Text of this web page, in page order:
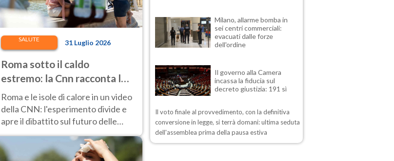
SALUTE 31 Luglio 2026
Roma sotto il caldo
estremo: la Cnn racconta le
isole di calore, il progetto di
piazza Risorgimento al
banco di prova
Roma e le isole di calore in un video
della CNN: l'esperimento divide e
apre il dibattito sul futuro delle
città in pieno cambiamento
climatico.
Milano, allarme bomba in
sei centri commerciali:
evacuati dalle forze
dell'ordine
Il governo alla Camera
incassa la fiducia sul
decreto giustizia: 191 sì
Il voto finale al provvedimento, con la definitiva
conversione in legge, si terrà domani: ultima seduta
dell'assemblea prima della pausa estiva